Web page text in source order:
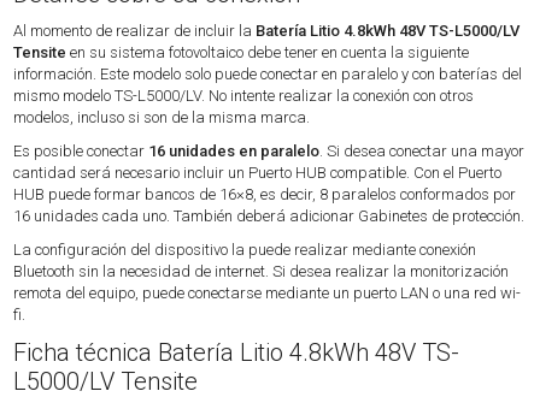
Al momento de realizar de incluir la Batería Litio 4.8kWh 48V TS-L5000/LV
Tensiteen su sistema fotovoltaico debe tener en cuenta la siguiente
información. Este modelo solo puede conectar en paralelo y con baterías del
mismo modelo TS-L5000/LV. No intente realizar la conexión con otros
modelos, incluso si son de la misma marca.
Es posible conectar 16 unidades en paralelo . Si desea conectar una mayor
cantidad será necesario incluir un Puerto HUB compatible. Con el Puerto
HUB puede formar bancos de 16×8, es decir, 8 paralelos conformados por
16 unidades cada uno. También deberá adicionar Gabinetes de protección.
La configuración del dispositivo la puede realizar mediante conexión
Bluetooth sin la necesidad de internet. Si desea realizar la monitorización
remota del equipo, puede conectarse mediante un puerto LAN o una red wi-
fi.
Ficha técnica Batería Litio 4.8kWh 48V TS-
L5000/LV Tensite